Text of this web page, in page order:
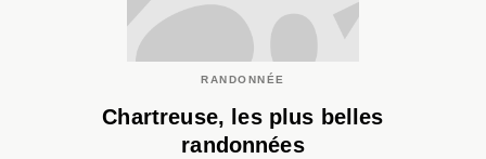
RANDONNÉE
Chartreuse, les plus belles
randonnées